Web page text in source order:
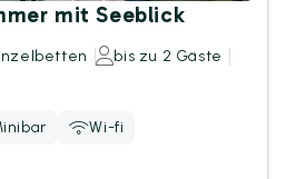
mit Seeblick
bis zu 2 Gäste
Wi-fi